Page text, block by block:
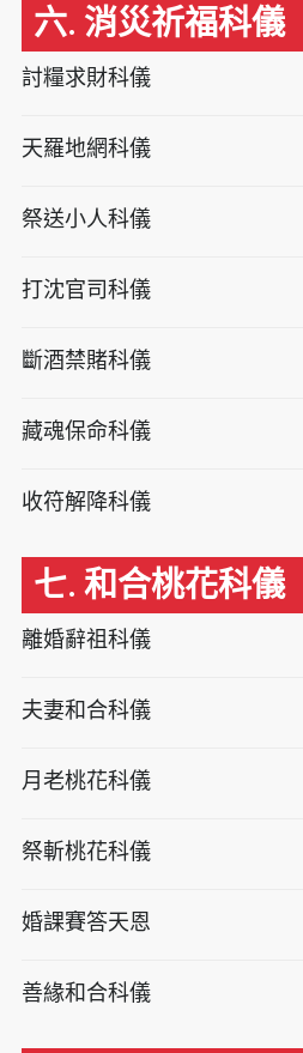
六. 消災祈福科儀
討糧求財科儀
天羅地網科儀
祭送小人科儀
打沈官司科儀
斷酒禁賭科儀
藏魂保命科儀
收符解降科儀
七. 和合桃花科儀
離婚辭祖科儀
夫妻和合科儀
月老桃花科儀
祭斬桃花科儀
婚課賽答天恩
善緣和合科儀